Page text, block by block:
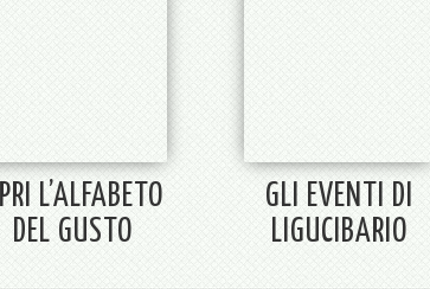
L’ALFABETO
DEL GUSTO
GLI EVENTI DI
LIGUCIBARIO